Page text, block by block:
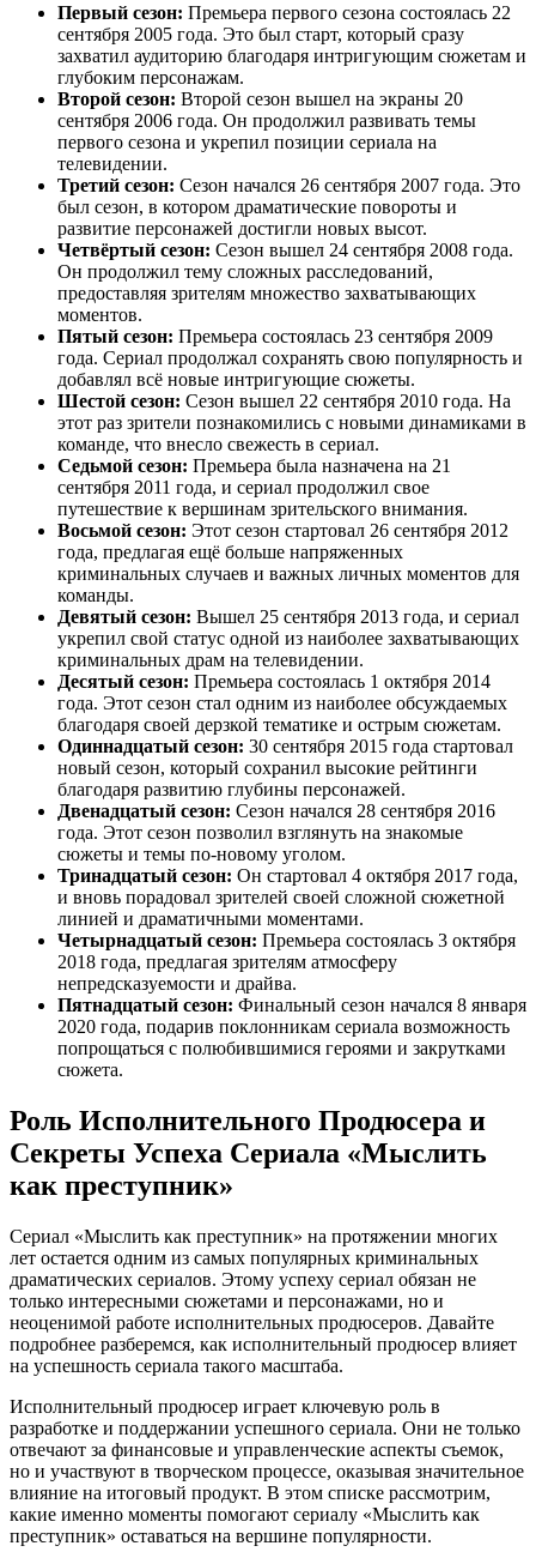
Первый сезон: Премьера первого сезона состоялась 22
сентября 2005 года. Это был старт, который сразу
захватил аудиторию благодаря интригующим сюжетам и
глубоким персонажам.
Второй сезон: Второй сезон вышел на экраны 20
сентября 2006 года. Он продолжил развивать темы
первого сезона и укрепил позиции сериала на
телевидении.
Третий сезон: Сезон начался 26 сентября 2007 года. Это
был сезон, в котором драматические повороты и
развитие персонажей достигли новых высот.
Четвёртый сезон: Сезон вышел 24 сентября 2008 года.
Он продолжил тему сложных расследований,
предоставляя зрителям множество захватывающих
моментов.
Пятый сезон: Премьера состоялась 23 сентября 2009
года. Сериал продолжал сохранять свою популярность и
добавлял всё новые интригующие сюжеты.
Шестой сезон: Сезон вышел 22 сентября 2010 года. На
этот раз зрители познакомились с новыми динамиками в
команде, что внесло свежесть в сериал.
Седьмой сезон: Премьера была назначена на 21
сентября 2011 года, и сериал продолжил свое
путешествие к вершинам зрительского внимания.
Восьмой сезон: Этот сезон стартовал 26 сентября 2012
года, предлагая ещё больше напряженных
криминальных случаев и важных личных моментов для
команды.
Девятый сезон: Вышел 25 сентября 2013 года, и сериал
укрепил свой статус одной из наиболее захватывающих
криминальных драм на телевидении.
Десятый сезон: Премьера состоялась 1 октября 2014
года. Этот сезон стал одним из наиболее обсуждаемых
благодаря своей дерзкой тематике и острым сюжетам.
Одиннадцатый сезон: 30 сентября 2015 года стартовал
новый сезон, который сохранил высокие рейтинги
благодаря развитию глубины персонажей.
Двенадцатый сезон: Сезон начался 28 сентября 2016
года. Этот сезон позволил взглянуть на знакомые
сюжеты и темы по-новому уголом.
Тринадцатый сезон: Он стартовал 4 октября 2017 года,
и вновь порадовал зрителей своей сложной сюжетной
линией и драматичными моментами.
Четырнадцатый сезон: Премьера состоялась 3 октября
2018 года, предлагая зрителям атмосферу
непредсказуемости и драйва.
Пятнадцатый сезон: Финальный сезон начался 8 января
2020 года, подарив поклонникам сериала возможность
попрощаться с полюбившимися героями и закрутками
сюжета.
Роль Исполнительного Продюсера и
Секреты Успеха Сериала «Мыслить
как преступник»
Сериал «Мыслить как преступник» на протяжении многих
лет остается одним из самых популярных криминальных
драматических сериалов. Этому успеху сериал обязан не
только интересными сюжетами и персонажами, но и
неоценимой работе исполнительных продюсеров. Давайте
подробнее разберемся, как исполнительный продюсер влияет
на успешность сериала такого масштаба.
Исполнительный продюсер играет ключевую роль в
разработке и поддержании успешного сериала. Они не только
отвечают за финансовые и управленческие аспекты съемок,
но и участвуют в творческом процессе, оказывая значительное
влияние на итоговый продукт. В этом списке рассмотрим,
какие именно моменты помогают сериалу «Мыслить как
преступник» оставаться на вершине популярности.